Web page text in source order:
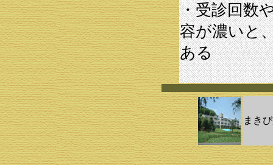
・受診回数
容が濃いと
ある
まき